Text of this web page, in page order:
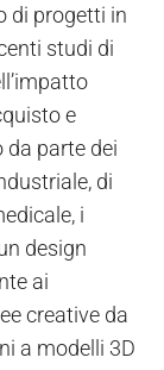
di progetti in
studi di
e
da parte dei
di
i
design
ai
creative da
a modelli 3D